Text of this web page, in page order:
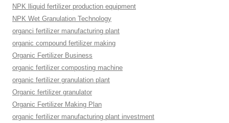
NPK lliquid fertilizer production equipment
NPK Wet Granulation Technology
organci fertilizer manufacturing plant
organic compound fertilizer making
Organic Fertilizer Business
organic fertilizer composting machine
organic fertilizer granulation plant
Organic fertilizer granulator
Organic Fertilizer Making Plan
organic fertilizer manufacturing plant investment